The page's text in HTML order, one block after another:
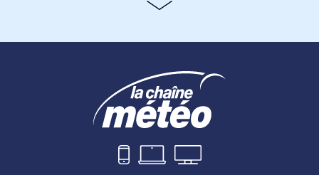
La civilisation chinoise est l'une des plus anciennes et son
dynasties. La dynastie Qing a été la dernière à régner
jusqu'aux guerres de l'opium lorsque la Chine s'est
constituée comme nation et a retrouvé son indépendance
en 1945. Illustre pays en matière d'inventions avant-
gardistes, la Chine a été la première utilisatrice du papier,
de l'imprimerie à caractères mobiles, de la boussole et de